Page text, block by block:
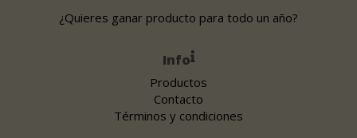
¿Quieres ganar producto para todo un año?
Info
Productos
Contacto
Términos y condiciones